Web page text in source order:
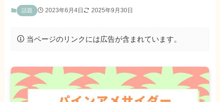
話題 2023年6月4日 2025年9月30日
当ページのリンクには広告が含まれています。